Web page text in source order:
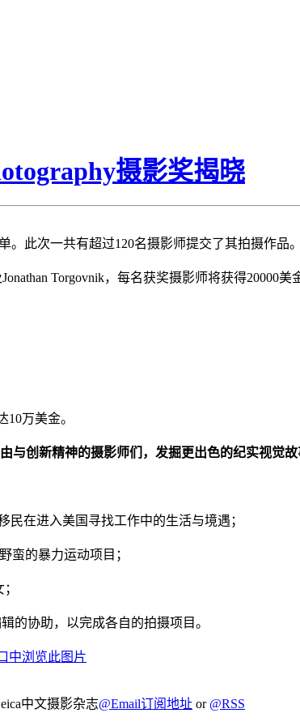
摄影奖揭晓
。此次一共有超过120名摄影师提交了其拍摄作品。
Torgovnik，每名获奖摄影师将获得20000
万美金。
与创新精神的摄影师们，发掘更出色的纪实视觉故
民在进入美国寻找工作中的生活与境遇；
蛮的暴力运动项目；
的协助，以完成各自的拍摄项目。
中文摄影杂志@Email订阅地址 or @RSS